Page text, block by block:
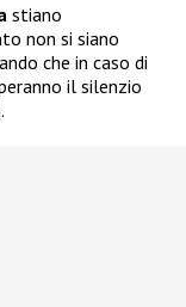
stiano
non si siano
che in caso di
il silenzio